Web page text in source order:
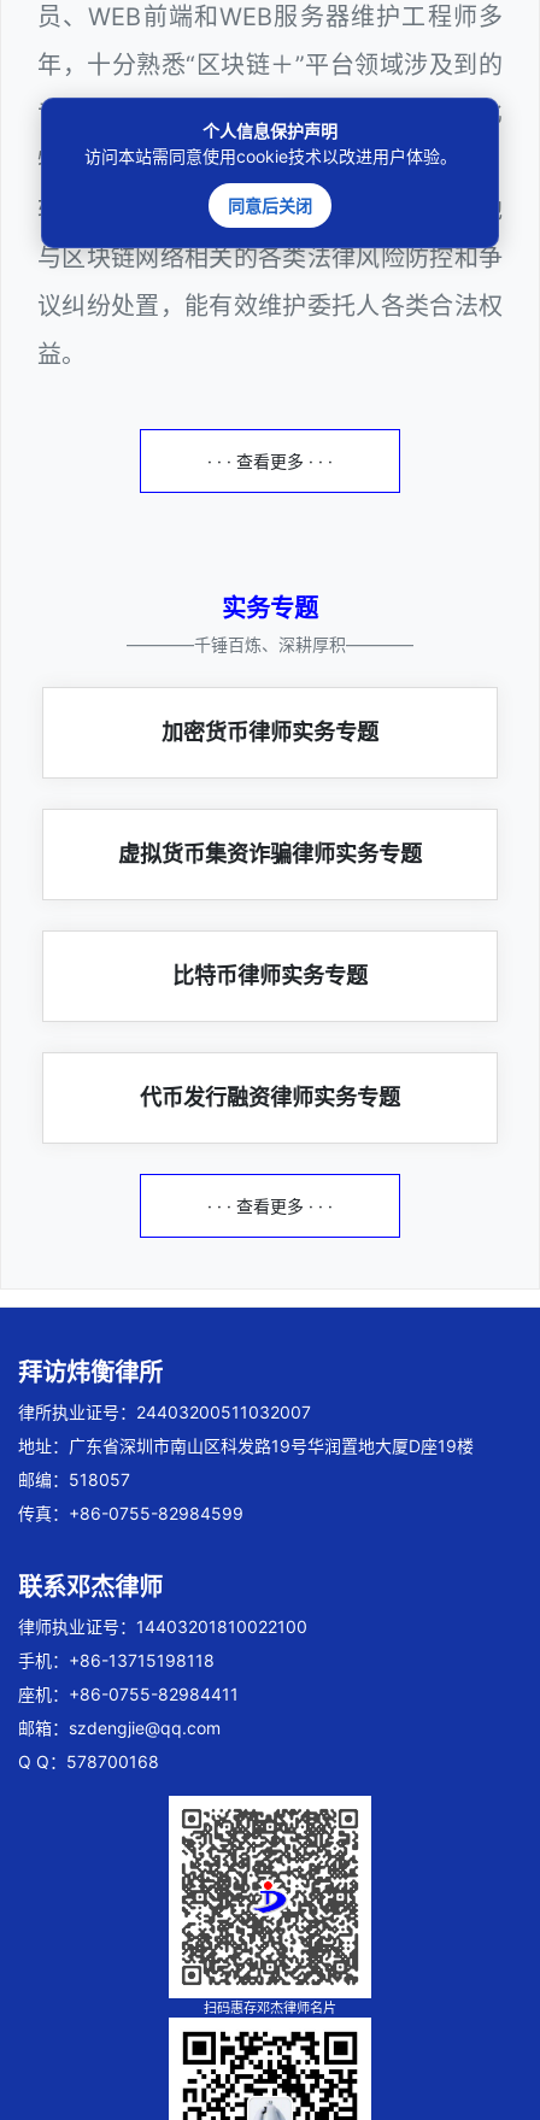
员、WEB前端和WEB服务器维护工程师多
年，十分熟悉“区块链＋”平台领域涉及到的
专业技术和行业监管，颇为擅长区块链（比
特币等通证代币）、电子商务、网络游戏、
软件程序、网络版权、数据合规，以及其他
与区块链网络相关的各类法律风险防控和争
议纠纷处置，能有效维护委托人各类合法权
益。
· · · 查看更多 · · ·
实务专题
————千锤百炼、深耕厚积————
加密货币律师实务专题
虚拟货币集资诈骗律师实务专题
比特币律师实务专题
代币发行融资律师实务专题
· · · 查看更多 · · ·
拜访炜衡律所
律所执业证号：24403200511032007
地址：广东省深圳市南山区科发路19号华润置地大厦D座19楼
邮编：518057
传真：+86-0755-82984599
联系邓杰律师
律师执业证号：14403201810022100
手机：+86-13715198118
座机：+86-0755-82984411
邮箱： szdengjie@qq.com
Q Q：578700168
扫码惠存邓杰律师名片
个人信息保护声明
访问本站需同意使用cookie技术以改进用户体验。
同意后关闭